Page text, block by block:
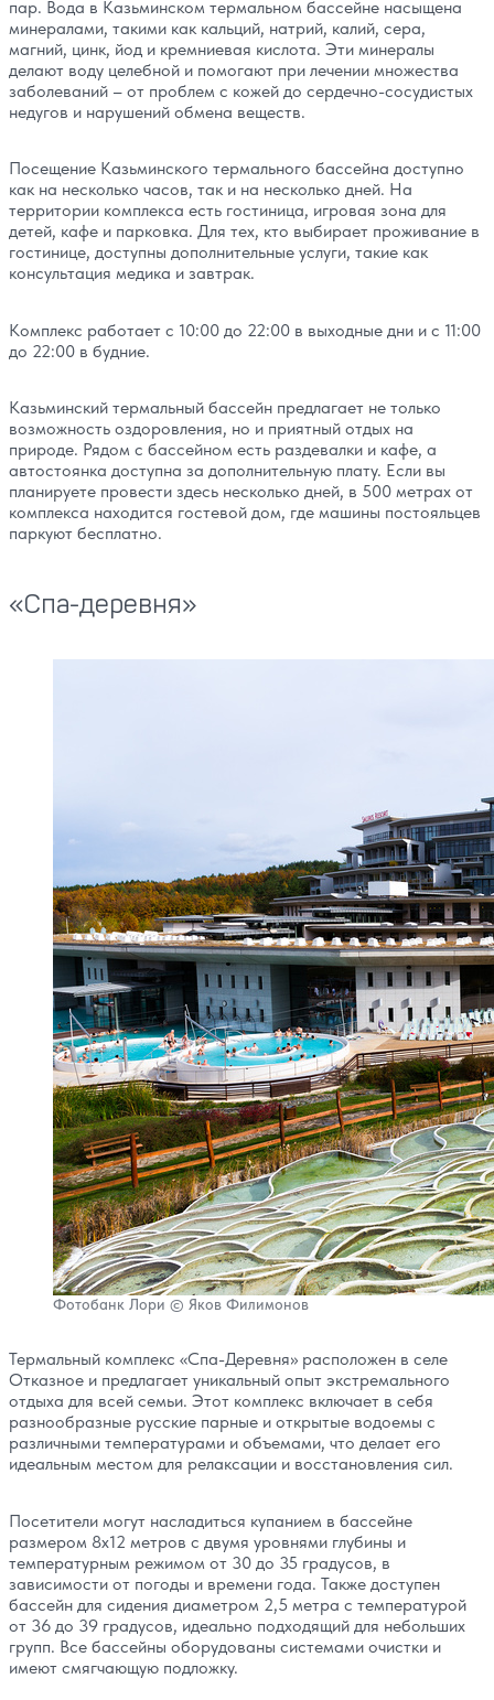
пар. Вода в Казьминском термальном бассейне насыщена
минералами, такими как кальций, натрий, калий, сера,
магний, цинк, йод и кремниевая кислота. Эти минералы
делают воду целебной и помогают при лечении множества
заболеваний – от проблем с кожей до сердечно-сосудистых
недугов и нарушений обмена веществ.
Посещение Казьминского термального бассейна доступно
как на несколько часов, так и на несколько дней. На
территории комплекса есть гостиница, игровая зона для
детей, кафе и парковка. Для тех, кто выбирает проживание в
гостинице, доступны дополнительные услуги, такие как
консультация медика и завтрак.
Комплекс работает с 10:00 до 22:00 в выходные дни и с 11:00
до 22:00 в будние.
Казьминский термальный бассейн предлагает не только
возможность оздоровления, но и приятный отдых на
природе. Рядом с бассейном есть раздевалки и кафе, а
автостоянка доступна за дополнительную плату. Если вы
планируете провести здесь несколько дней, в 500 метрах от
комплекса находится гостевой дом, где машины постояльцев
паркуют бесплатно.
«Спа-деревня»
Фотобанк Лори © Яков Филимонов
Термальный комплекс «Спа-Деревня» расположен в селе
Отказное и предлагает уникальный опыт экстремального
отдыха для всей семьи. Этот комплекс включает в себя
разнообразные русские парные и открытые водоемы с
различными температурами и объемами, что делает его
идеальным местом для релаксации и восстановления сил.
Посетители могут насладиться купанием в бассейне
размером 8х12 метров с двумя уровнями глубины и
температурным режимом от 30 до 35 градусов, в
зависимости от погоды и времени года. Также доступен
бассейн для сидения диаметром 2,5 метра с температурой
от 36 до 39 градусов, идеально подходящий для небольших
групп. Все бассейны оборудованы системами очистки и
имеют смягчающую подложку.